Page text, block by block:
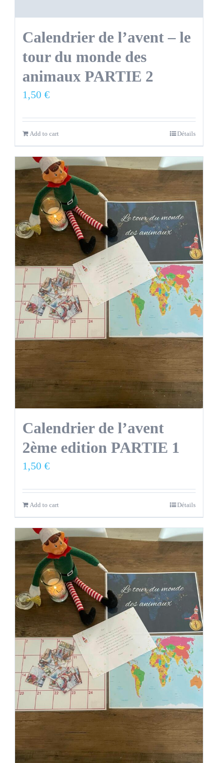
Calendrier de l’avent – le
tour du monde des
animaux PARTIE 2
1,50 €
Add to cart Détails
Calendrier de l’avent
2ème edition PARTIE 1
1,50 €
Add to cart Détails